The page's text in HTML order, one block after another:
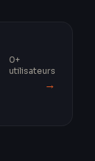
0+
utilisateurs
→